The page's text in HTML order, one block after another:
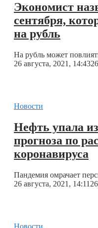
Экономист
сентября,
на рубль
На рубль может
26 августа, 2021, 14:43
Новости
Нефть упала
прогноза по
коронавируса
Пандемия омрачает
26 августа, 2021, 14:11
Новости